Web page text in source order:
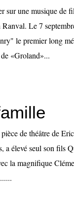
sur une musique de
Le 7
le premier long
«Groland»...
de théâtre de
a élevé seul son fils
la magnifique